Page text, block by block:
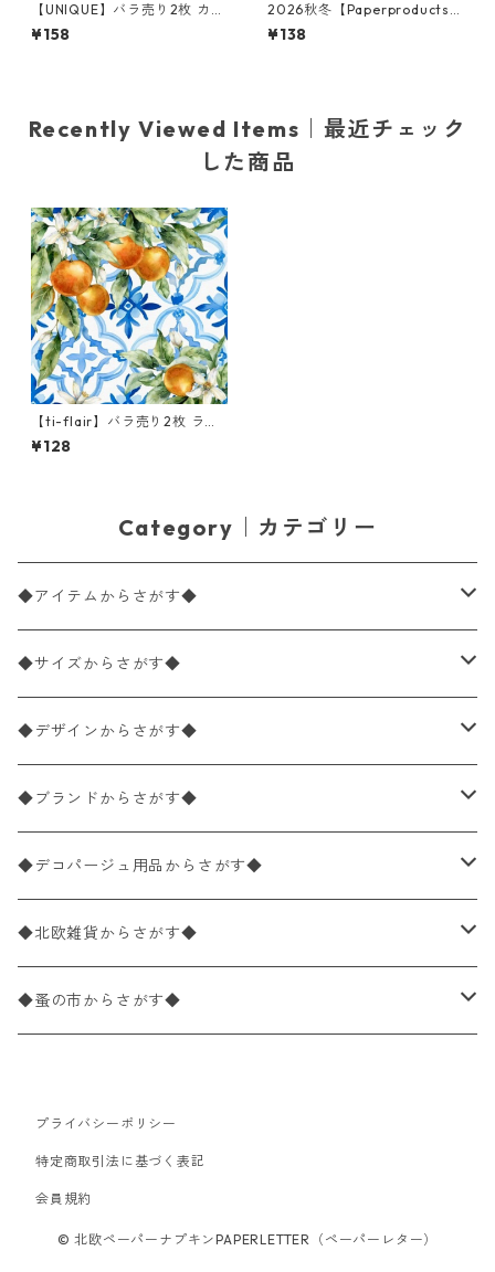
【UNIQUE】バラ売り2枚 カク
テルサイズ ペーパーナプキン
Despicable Me ネイビー ミニ
¥158
2026秋冬【Paperproducts
Design】バラ売り2枚 ランチ
サイズ ペーパーナプキン Heri
¥138
Recently Viewed Items｜最近チェック
した商品
【ti-flair】バラ売り2枚 ラン
チサイズ ペーパーナプキン La
ranjas em Azulejos ホワイト
¥128
Category｜カテゴリー
◆アイテムからさがす◆
ペーパーナプキン2枚バラ売り
ペーパーナプキン1枚バラ売り
ペーパーナプキン20枚入りパック
ペーパーナプキン10枚入りパック
ライスペーパー
ペーパーリネンナプキン
ワックスペーパー
デコパージュ用品
◆サイズからさがす◆
33×33cm（ランチサイズ）
バラ売り
パック売り
25×25cm（カクテルサイズ）
バラ売り
パック売り
40×40cm（ディナーサイズ）
バラ売り
パック売り
21×21cm（ポケットサイズ）
バラ売り
33cm（ラウンド）
◆デザインからさがす◆
花柄
植物・グリーン柄
動物・鳥・昆虫・蝶柄
海・魚柄
食べ物・フルーツ・野菜・ドリンク柄
食器・カトラリー柄
◆ブランドからさがす◆
ドイツ製 IHR/イア
ランチサイズ
カクテルサイズ
ドイツ製 Ambiente/アンビエンテ
ランチサイズ
ドイツ製 Paperproducts Design
カクテルサイズ
ランチサイズ
カクテルサイズ
ドイツ製 ti-flair/ティーフレア
ランチサイズ
ドイツ製 PAW/パウ
◆デコパージュ用品からさがす◆
デコパージュ液
デコパージュ下地
デコパージュはさみ
3Dデコパージュ
◆北欧雑貨からさがす◆
シリコンモールド
トレイ
ポスター・カレンダー
◆蚤の市からさがす◆
北欧雑貨
デコパージュ用品
プライバシーポリシー
特定商取引法に基づく表記
会員規約
© 北欧ペーパーナプキンPAPERLETTER（ペーパーレター）